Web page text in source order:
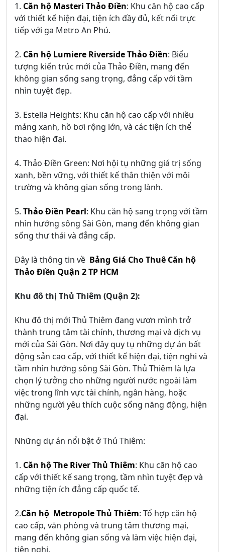
1. Căn hộ Masteri Thảo Điền: Khu căn hộ cao cấp
với thiết kế hiện đại, tiện ích đầy đủ, kết nối trực
tiếp với ga Metro An Phú.
2. Căn hộ Lumiere Riverside Thảo Điền: Biểu
tượng kiến trúc mới của Thảo Điền, mang đến
không gian sống sang trọng, đẳng cấp với tầm
nhìn tuyệt đẹp.
3. Estella Heights: Khu căn hộ cao cấp với nhiều
mảng xanh, hồ bơi rộng lớn, và các tiện ích thể
thao hiện đại.
4. Thảo Điền Green: Nơi hội tụ những giá trị sống
xanh, bền vững, với thiết kế thân thiện với môi
trường và không gian sống trong lành.
5. Thảo Điền Pearl: Khu căn hộ sang trọng với tầm
nhìn hướng sông Sài Gòn, mang đến không gian
sống thư thái và đẳng cấp.
Đây là thông tin về Bảng Giá Cho Thuê Căn hộ
Thảo Điền Quận 2 TP HCM
Khu đô thị Thủ Thiêm (Quận 2):
Khu đô thị mới Thủ Thiêm đang vươn mình trở
thành trung tâm tài chính, thương mại và dịch vụ
mới của Sài Gòn. Nơi đây quy tụ những dự án bất
động sản cao cấp, với thiết kế hiện đại, tiện nghi và
tầm nhìn hướng sông Sài Gòn. Thủ Thiêm là lựa
chọn lý tưởng cho những người nước ngoài làm
việc trong lĩnh vực tài chính, ngân hàng, hoặc
những người yêu thích cuộc sống năng động, hiện
đại.
Những dự án nổi bật ở Thủ Thiêm:
1. Căn hộ The River Thủ Thiêm: Khu căn hộ cao
cấp với thiết kế sang trọng, tầm nhìn tuyệt đẹp và
những tiện ích đẳng cấp quốc tế.
2.Căn hộ Metropole Thủ Thiêm: Tổ hợp căn hộ
cao cấp, văn phòng và trung tâm thương mại,
mang đến không gian sống và làm việc hiện đại,
tiện nghi.